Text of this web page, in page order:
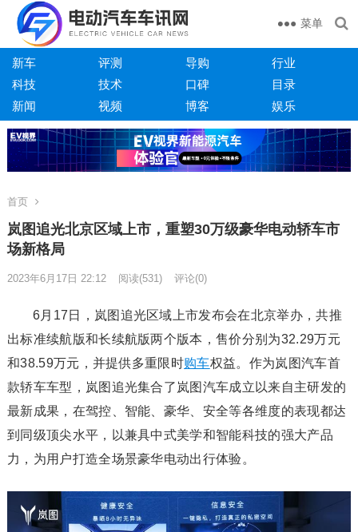
菜单
新车 评测 导购
行业
科技
技术 口碑
目录
新闻
视频 博客 娱乐
首页
岚图追光北京区域上市，重塑30万级豪华电动轿车市
场新格局
2023年6月17日 22:12 阅读(531) 评论(0)
6月17日，岚图追光区域上市发布会在北京举办，共推
出标准续航版和长续航版两个版本，售价分别为32.29万元
和38.59万元，并提供多重限时购车权益。作为岚图汽车首
款轿车车型，岚图追光集合了岚图汽车成立以来自主研发的
最新成果，在驾控、智能、豪华、安全等各维度的表现都达
到同级顶尖水平，以兼具中式美学和智能科技的强大产品
力，为用户打造全场景豪华电动出行体验。